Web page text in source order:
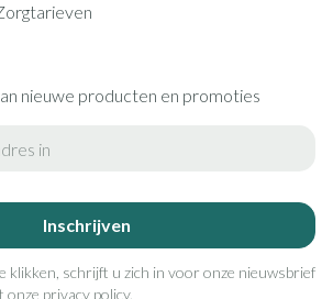
nieuwe producten en promoties
Inschrijven
klikken, schrijft u zich in voor onze nieuwsbrief
onze privacy policy.